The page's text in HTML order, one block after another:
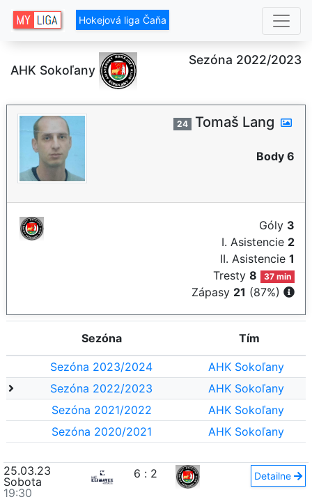
Hokejová liga Čaňa
AHK Sokoľany
Sezóna 2022/2023
24 Tomaš Lang
Body 6
Góly 3
I. Asistencie 2
II. Asistencie 1
Tresty8 37 min
Zápasy 21 (87%)
Sezóna Tím
Sezóna 2023/2024
AHK Sokoľany
Sezóna 2022/2023
AHK Sokoľany
Sezóna 2021/2022
AHK Sokoľany
Sezóna 2020/2021
AHK Sokoľany
25.03.23
Sobota
19:30
6 : 2 Detailne